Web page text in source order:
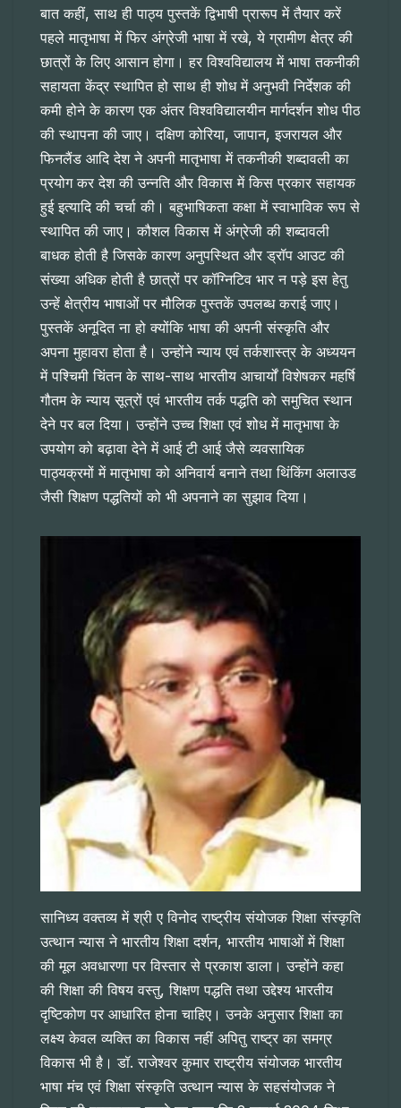
बात कहीं, साथ ही पाठ्य पुस्तकें द्विभाषी प्रारूप में तैयार करें
पहले मातृभाषा में फिर अंग्रेजी भाषा में रखे, ये ग्रामीण क्षेत्र की
छात्रों के लिए आसान होगा। हर विश्वविद्यालय में भाषा तकनीकी
सहायता केंद्र स्थापित हो साथ ही शोध में अनुभवी निर्देशक की
कमी होने के कारण एक अंतर विश्वविद्यालयीन मार्गदर्शन शोध पीठ
की स्थापना की जाए। दक्षिण कोरिया, जापान, इजरायल और
फिनलैंड आदि देश ने अपनी मातृभाषा में तकनीकी शब्दावली का
प्रयोग कर देश की उन्नति और विकास में किस प्रकार सहायक
हुई इत्यादि की चर्चा की। बहुभाषिकता कक्षा में स्वाभाविक रूप से
स्थापित की जाए। कौशल विकास में अंग्रेजी की शब्दावली
बाधक होती है जिसके कारण अनुपस्थित और ड्रॉप आउट की
संख्या अधिक होती है छात्रों पर कॉग्निटिव भार न पड़े इस हेतु
उन्हें क्षेत्रीय भाषाओं पर मौलिक पुस्तकें उपलब्ध कराई जाए।
पुस्तकें अनूदित ना हो क्योंकि भाषा की अपनी संस्कृति और
अपना मुहावरा होता है। उन्होंने न्याय एवं तर्कशास्त्र के अध्ययन
में पश्चिमी चिंतन के साथ-साथ भारतीय आचार्यों विशेषकर महर्षि
गौतम के न्याय सूत्रों एवं भारतीय तर्क पद्धति को समुचित स्थान
देने पर बल दिया। उन्होंने उच्च शिक्षा एवं शोध में मातृभाषा के
उपयोग को बढ़ावा देने में आई टी आई जैसे व्यवसायिक
पाठ्यक्रमों में मातृभाषा को अनिवार्य बनाने तथा थिंकिंग अलाउड
जैसी शिक्षण पद्धतियों को भी अपनाने का सुझाव दिया।
सानिध्य वक्तव्य में श्री ए विनोद राष्ट्रीय संयोजक शिक्षा संस्कृति
उत्थान न्यास ने भारतीय शिक्षा दर्शन, भारतीय भाषाओं में शिक्षा
की मूल अवधारणा पर विस्तार से प्रकाश डाला। उन्होंने कहा
की शिक्षा की विषय वस्तु, शिक्षण पद्धति तथा उद्देश्य भारतीय
दृष्टिकोण पर आधारित होना चाहिए। उनके अनुसार शिक्षा का
लक्ष्य केवल व्यक्ति का विकास नहीं अपितु राष्ट्र का समग्र
विकास भी है। डॉ. राजेश्वर कुमार राष्ट्रीय संयोजक भारतीय
भाषा मंच एवं शिक्षा संस्कृति उत्थान न्यास के सहसंयोजक ने